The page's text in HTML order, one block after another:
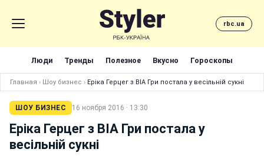
rbc.ua
Люди Тренды Полезное Вкусно Гороскопы
Главная › Шоу бизнес › Еріка Герцег з ВІА Гри постала у весільній сукні
ШОУ БИЗНЕС 16 ноября 2016 · 13:30
Еріка Герцег з ВІА Гри постала у
весільній сукні